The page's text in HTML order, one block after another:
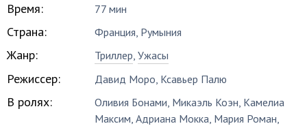
Время: 77 мин
Страна: Франция, Румыния
Жанр: Триллер,Ужасы
Режиссер: Давид Моро, Ксавьер Палю
В ролях: Оливия Бонами, Микаэль Коэн, Камелиа
Максим,Адриана Мокка, Мария Роман,